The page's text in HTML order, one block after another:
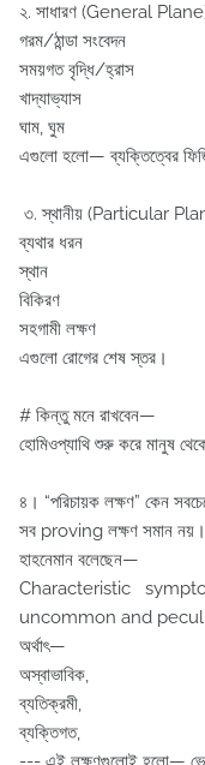
২. সাধারণ (General
গরম/ঠান্ডা সংবেদন
সময়গত বৃদ্ধি/হ্রাস
খাদ্যাভ্যাস
ঘাম, ঘুম
এগুলো হলো— ব্যক্তিত্বের
৩. স্থানীয় (Particular
ব্যথার ধরন
স্থান
বিকিরণ
সহগামী লক্ষণ
এগুলো রোগের শেষ স্তর।
# কিন্তু মনে রাখবেন—
হোমিওপ্যাথি শুরু করে মানুষ
৪️। “পরিচায়ক লক্ষণ” কেন
সব proving লক্ষণ সমান নয়।
হাহনেমান বলেছেন—
Characteristic
uncommon and
অর্থাৎ—
অস্বাভাবিক,
ব্যতিক্রমী,
ব্যক্তিগত,